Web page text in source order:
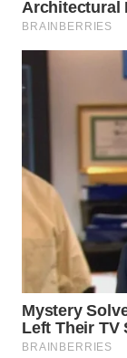
SERDANG
WN
KARAWANG
WN
WN